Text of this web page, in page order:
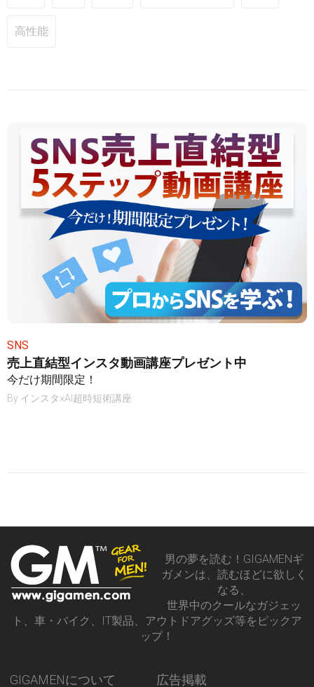
高性能
SNS
売上直結型インスタ動画講座プレゼント中
今だけ期間限定！
By インスタ×AI超時短術講座
男の夢を読む！GIGAMENギ
ガメンは、読むほどに欲しく
なる、
世界中のクールなガジェッ
ト、車・バイク、IT製品、アウトドアグッズ等をピックア
ップ！
GIGAMENについて 広告掲載